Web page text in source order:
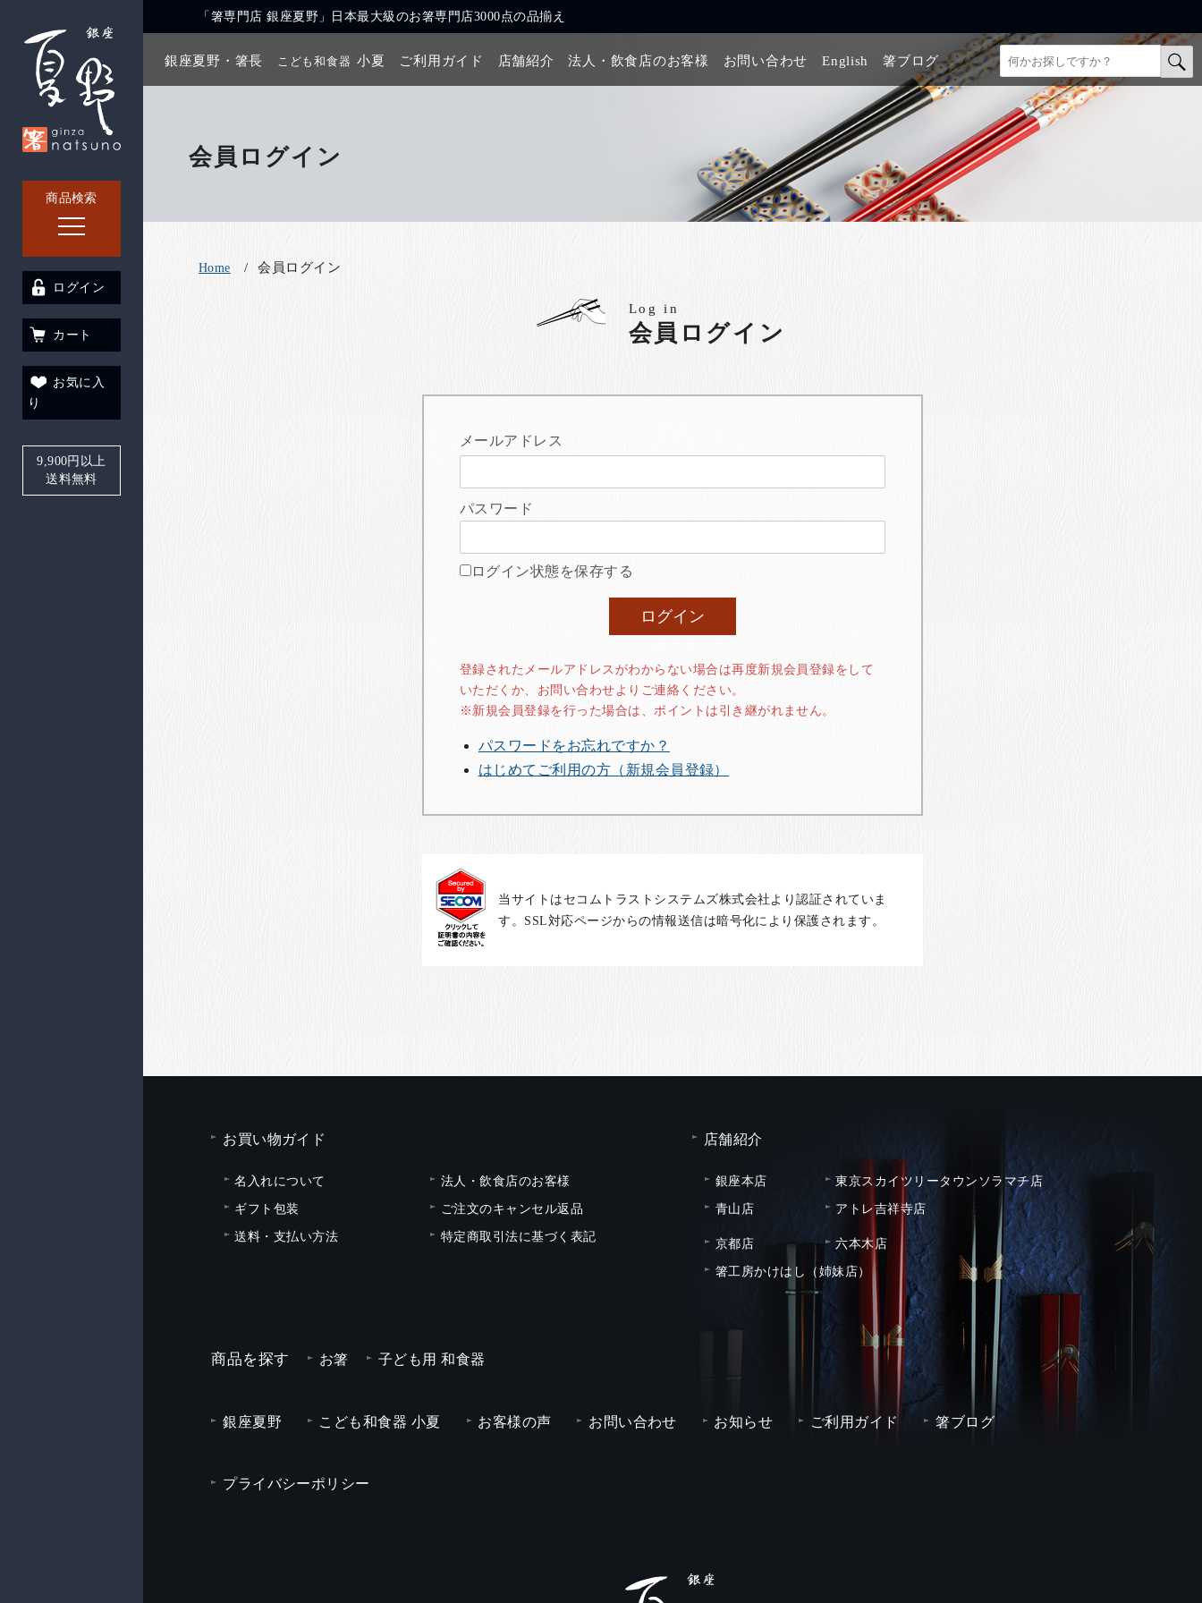
商品検索
「箸専門店 銀座夏野」日本最大級のお箸専門店3000点の品揃え
銀座夏野・箸長 こども和食器 小夏 ご利用ガイド 店舗紹介 法人・飲食店のお客様 お問い合わせ English 箸ブログ
ログイン
カート
お気に入
り
9,900円以上
送料無料
会員ログイン
Home 会員ログイン
Log in
会員ログイン
メールアドレス
パスワード
ログイン状態を保存する
登録されたメールアドレスがわからない場合は再度新規会員登録をして
いただくか、お問い合わせよりご連絡ください。
※新規会員登録を行った場合は、ポイントは引き継がれません。
パスワードをお忘れですか？
はじめてご利用の方（新規会員登録）
当サイトはセコムトラストシステムズ株式会社より認証されていま
す。SSL対応ページからの情報送信は暗号化により保護されます。
お買い物ガイド
名入れについて
法人・飲食店のお客様
ギフト包装
ご注文のキャンセル返品
送料・支払い方法
特定商取引法に基づく表記
店舗紹介
銀座本店
東京スカイツリータウンソラマチ店
青山店
アトレ吉祥寺店
京都店
六本木店
箸工房かけはし（姉妹店）
商品を探す お箸 子ども用 和食器
銀座夏野 こども和食器 小夏 お客様の声 お問い合わせ お知らせ ご利用ガイド 箸ブログ
プライバシーポリシー